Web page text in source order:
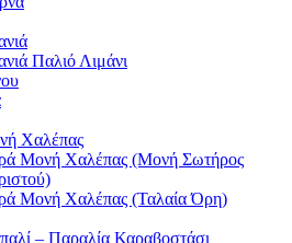
Παλιό Λιμάνι
Χαλέπας
Μονή Χαλέπας (Μονή Σωτήρος
Μονή Χαλέπας (Ταλαία Όρη)
– Παραλία Καραβοστάσι